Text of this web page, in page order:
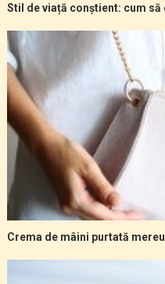
Stil de viață conștient: cum
Crema de mâini purtată